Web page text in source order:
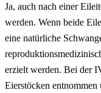
Ja, auch nach einer
werden. Wenn beide
eine natürliche
erzielt werden. Bei der
Eierstöcken